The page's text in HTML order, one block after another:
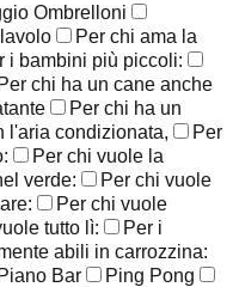
Ombrelloni
Per chi ama la
i bambini più piccoli:
Per chi ha un cane anche
Per chi ha un
l'aria condizionata,
Per
Per chi vuole la
verde:
Per chi vuole
Per chi vuole
tutto lì:
Per i
abili in carrozzina:
Piano Bar
Ping Pong